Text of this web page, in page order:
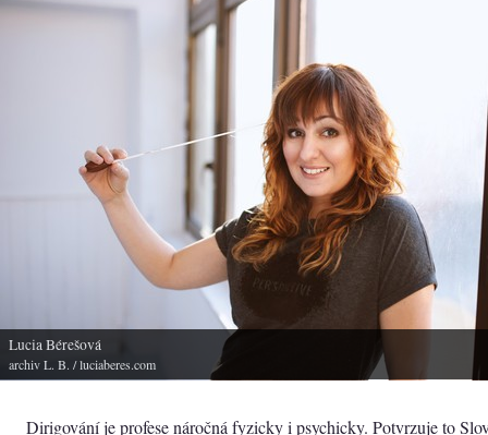
Lucia Bérešová
archiv L. B. / luciaberes.com
Dirigování je profese náročná fyzicky i psychicky. Potvrzuje to